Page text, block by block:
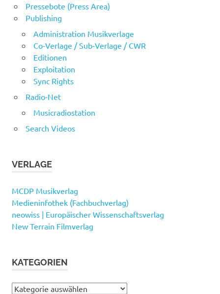
Pressebote (Press Area)
Publishing
Administration Musikverlage
Co-Verlage / Sub-Verlage / CWR
Editionen
Exploitation
Sync Rights
Radio-Net
Musicradiostation
Search Videos
VERLAGE
MCDP Musikverlag
Medieninfothek (Fachbuchverlag)
neowiss | Europäischer Wissenschaftsverlag
New Terrain Filmverlag
KATEGORIEN
Kategorien